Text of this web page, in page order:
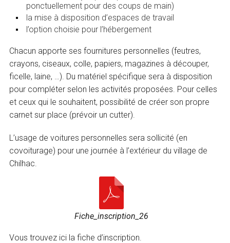
ponctuellement pour des coups de main)
la mise à disposition d’espaces de travail
l’option choisie pour l’hébergement
Chacun apporte ses fournitures personnelles (feutres,
crayons, ciseaux, colle, papiers, magazines à découper,
ficelle, laine, …). Du matériel spécifique sera à disposition
pour compléter selon les activités proposées. Pour celles
et ceux qui le souhaitent, possibilité de créer son propre
carnet sur place (prévoir un cutter).
L’usage de voitures personnelles sera sollicité (en
covoiturage) pour une journée à l’extérieur du village de
Chilhac.
Fiche_inscription_26
Vous trouvez ici la fiche d’inscription.